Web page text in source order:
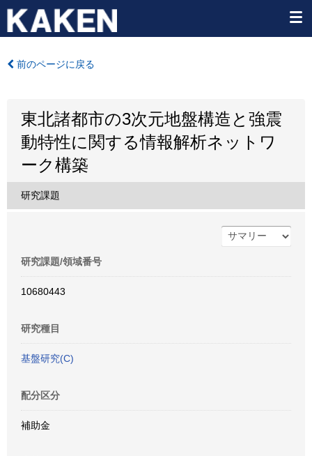
前のページに戻る
東北諸都市の3次元地盤構造と強震
動特性に関する情報解析ネットワ
ーク構築
研究課題
研究課題/領域番号
10680443
研究種目
基盤研究(C)
配分区分
補助金